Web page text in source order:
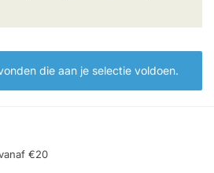
die aan je selectie voldoen.
€20